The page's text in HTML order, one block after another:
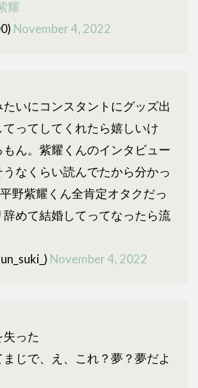
耀
November 4, 2022
いにコンスタントにグッズ出
ってしてくれたら嬉しいけ
ん。紫耀くんのインタビュー
なくらい読んでたから分かっ
野紫耀くん全肯定オタクだっ
めて結婚してってなったら流
November 4, 2022
った
じで、え、これ？夢？夢だよ